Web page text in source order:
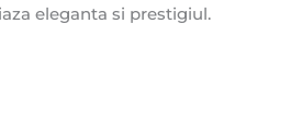
eleganta si prestigiul.